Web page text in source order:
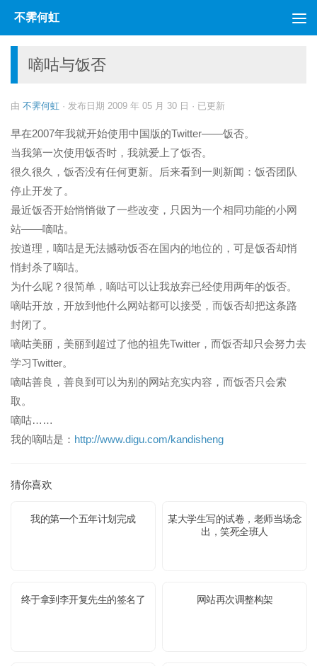
跳至内容
不霁何虹
嘀咕与饭否
由 不霁何虹 · 发布日期 2009 年 05 月 30 日 · 已更新
早在2007年我就开始使用中国版的Twitter——饭否。
当我第一次使用饭否时，我就爱上了饭否。
很久很久，饭否没有任何更新。后来看到一则新闻：饭否团队
停止开发了。
最近饭否开始悄悄做了一些改变，只因为一个相同功能的小网
站——嘀咕。
按道理，嘀咕是无法撼动饭否在国内的地位的，可是饭否却悄
悄封杀了嘀咕。
为什么呢？很简单，嘀咕可以让我放弃已经使用两年的饭否。
嘀咕开放，开放到他什么网站都可以接受，而饭否却把这条路
封闭了。
嘀咕美丽，美丽到超过了他的祖先Twitter，而饭否却只会努力去
学习Twitter。
嘀咕善良，善良到可以为别的网站充实内容，而饭否只会索
取。
嘀咕……
我的嘀咕是： http://www.digu.com/kandisheng
猜你喜欢
我的第一个五年计划完成
某大学生写的试卷，老师当场念
出，笑死全班人
终于拿到李开复先生的签名了 网站再次调整构架